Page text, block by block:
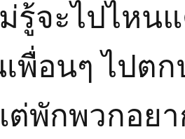
รู้จะไปไหน
เพื่อนๆ ไปต
พักพวกอยา